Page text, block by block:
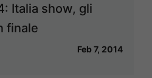
Italia show, gli
finale
Feb 7, 2014